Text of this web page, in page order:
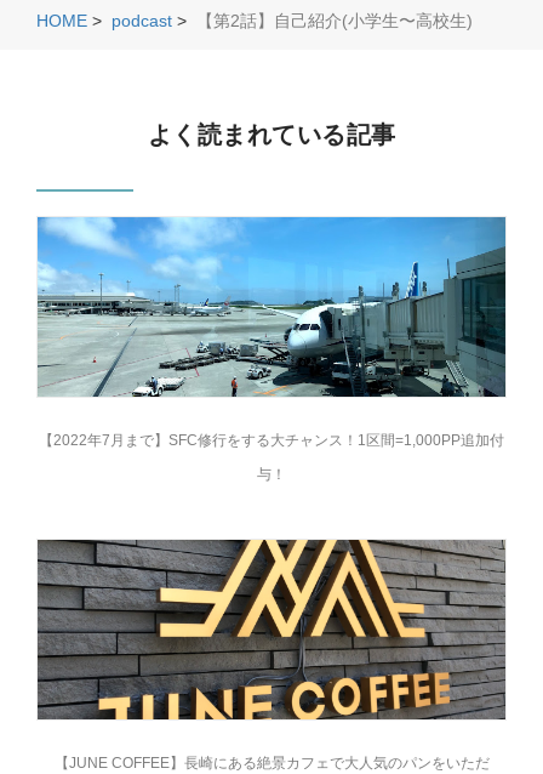
HOME > podcast > 【第2話】自己紹介(小学生〜高校生)
よく読まれている記事
【2022年7月まで】SFC修行をする大チャンス！1区間=1,000PP追加付
与！
【JUNE COFFEE】長崎にある絶景カフェで大人気のパンをいただ